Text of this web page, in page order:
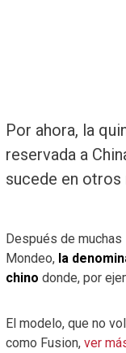
Por ahora, la
reservada a
sucede en
Después de
Mondeo, la
chino donde, por
El modelo, que no
como Fusion, ver